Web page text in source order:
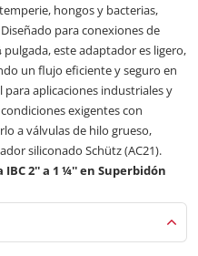
hongos y bacterias,
para conexiones de
este adaptador es ligero,
un flujo eficiente y seguro en
aplicaciones industriales y
exigentes con
a válvulas de hilo grueso,
siliconado Schütz (AC21).
2'' a 1 ¼'' en Superbidón